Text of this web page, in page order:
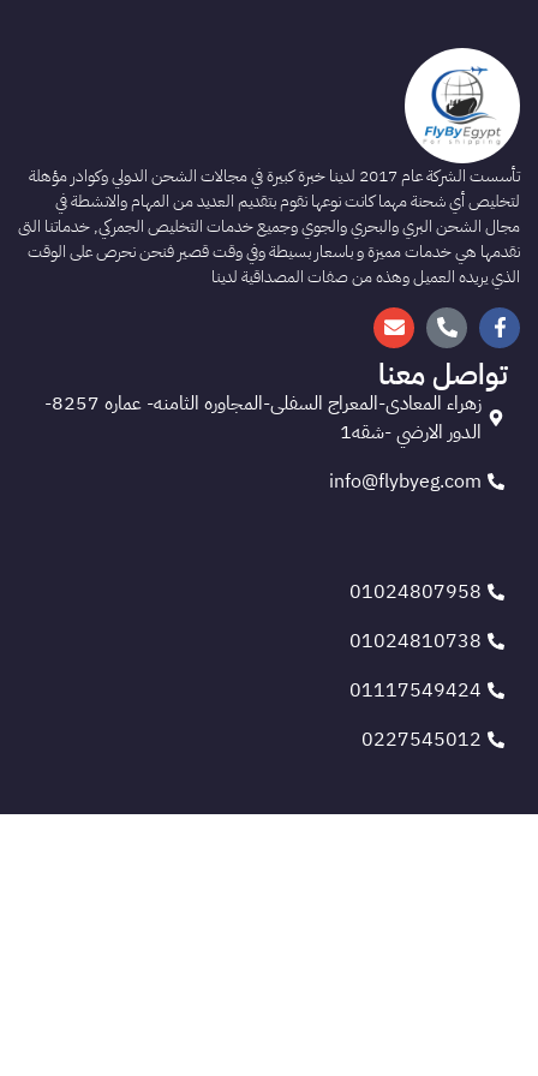
تأسست الشركة عام 2017 لدينا خبرة كبيرة في مجالات الشحن الدولي وكوادر مؤهلة
لتخليص أي شحنة مهما كانت نوعها نقوم بتقديم العديد من المهام والانشطة في
مجال الشحن البري والبحري والجوي وجميع خدمات التخليص الجمركي, خدماتنا التى
نقدمها هي خدمات مميزة و باسعار بسيطة وفي وقت قصير فنحن نحرص على الوقت
الذي يريده العميل وهذه من صفات المصداقية لدينا
تواصل معنا
زهراء المعادى-المعراج السفلى-المجاوره الثامنه- عماره 8257-
الدور الارضي -شقه1
info@flybyeg.com
01024807958
01024810738
01117549424
0227545012